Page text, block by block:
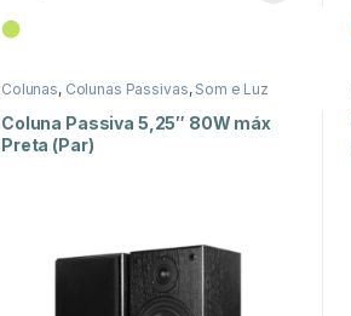
⬤
Colunas, Colunas Passivas, Som e Luz
Coluna Passiva 5,25″ 80W máx
Preta (Par)